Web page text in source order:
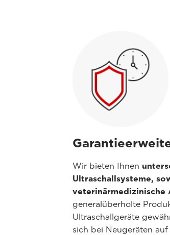
Wir bieten Ihnen
Ultraschallsysteme,
veterinärmedizinische
generalüberholte
Ultraschallgeräte
sich bei Neugeräten